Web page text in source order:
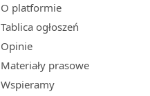
O platformie
Tablica ogłoszeń
Opinie
Materiały prasowe
Wspieramy